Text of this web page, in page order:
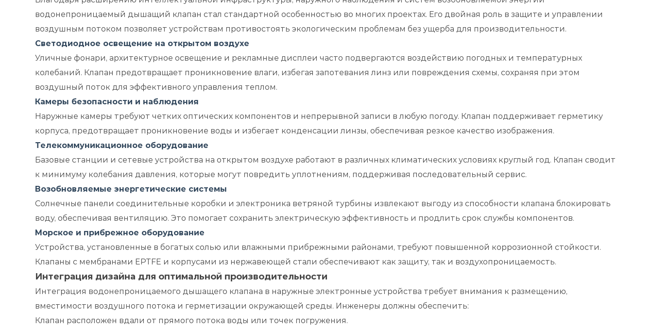
водонепроницаемый дышащий клапан стал стандартной особенностью во многих проектах. Его двойная роль в защите и управлении
воздушным потоком позволяет устройствам противостоять экологическим проблемам без ущерба для производительности.
Светодиодное освещение на открытом воздухе
Уличные фонари, архитектурное освещение и рекламные дисплеи часто подвергаются воздействию погодных и температурных
колебаний. Клапан предотвращает проникновение влаги, избегая запотевания линз или повреждения схемы, сохраняя при этом
воздушный поток для эффективного управления теплом.
Камеры безопасности и наблюдения
Наружные камеры требуют четких оптических компонентов и непрерывной записи в любую погоду. Клапан поддерживает герметику
корпуса, предотвращает проникновение воды и избегает конденсации линзы, обеспечивая резкое качество изображения.
Телекоммуникационное оборудование
Базовые станции и сетевые устройства на открытом воздухе работают в различных климатических условиях круглый год. Клапан сводит
к минимуму колебания давления, которые могут повредить уплотнениям, поддерживая последовательный сервис.
Возобновляемые энергетические системы
Солнечные панели соединительные коробки и электроника ветряной турбины извлекают выгоду из способности клапана блокировать
воду, обеспечивая вентиляцию. Это помогает сохранить электрическую эффективность и продлить срок службы компонентов.
Морское и прибрежное оборудование
Устройства, установленные в богатых солью или влажными прибрежными районами, требуют повышенной коррозионной стойкости.
Клапаны с мембранами EPTFE и корпусами из нержавеющей стали обеспечивают как защиту, так и воздухопроницаемость.
Интеграция дизайна для оптимальной производительности
Интеграция водонепроницаемого дышащего клапана в наружные электронные устройства требует внимания к размещению,
вместимости воздушного потока и герметизации окружающей среды. Инженеры должны обеспечить:
Клапан расположен вдали от прямого потока воды или точек погружения.